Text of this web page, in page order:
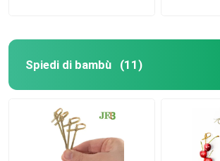
Spiedi di bambù (11)